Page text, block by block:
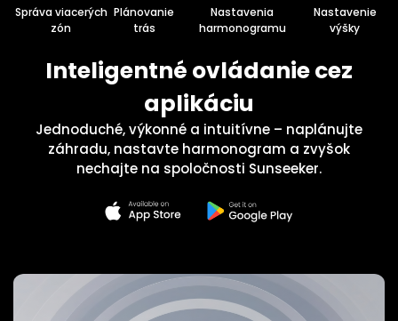
Správa viacerých
zón
Plánovanie
trás
Nastavenia
harmonogramu
Nastavenie
výšky
Inteligentné ovládanie cez
aplikáciu
Jednoduché, výkonné a intuitívne – naplánujte
záhradu, nastavte harmonogram a zvyšok
nechajte na spoločnosti Sunseeker.